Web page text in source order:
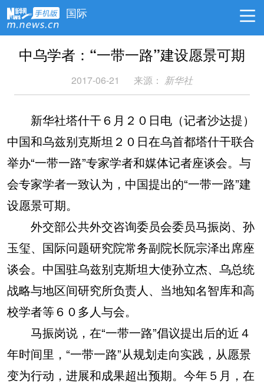
国际
中乌学者：“一带一路”建设愿景可期
2017-06-21 来源： 新华社
新华社塔什干６月２０日电（记者沙达提）
中国和乌兹别克斯坦２０日在乌首都塔什干联合
举办“一带一路”专家学者和媒体记者座谈会。与
会专家学者一致认为，中国提出的“一带一路”建
设愿景可期。
外交部公共外交咨询委员会委员马振岗、孙
玉玺、国际问题研究院常务副院长阮宗泽出席座
谈会。中国驻乌兹别克斯坦大使孙立杰、乌总统
战略与地区间研究所负责人、当地知名智库和高
校学者等６０多人与会。
马振岗说，在“一带一路”倡议提出后的近４
年时间里，“一带一路”从规划走向实践，从愿景
变为行动，进展和成果超出预期。今年５月，在